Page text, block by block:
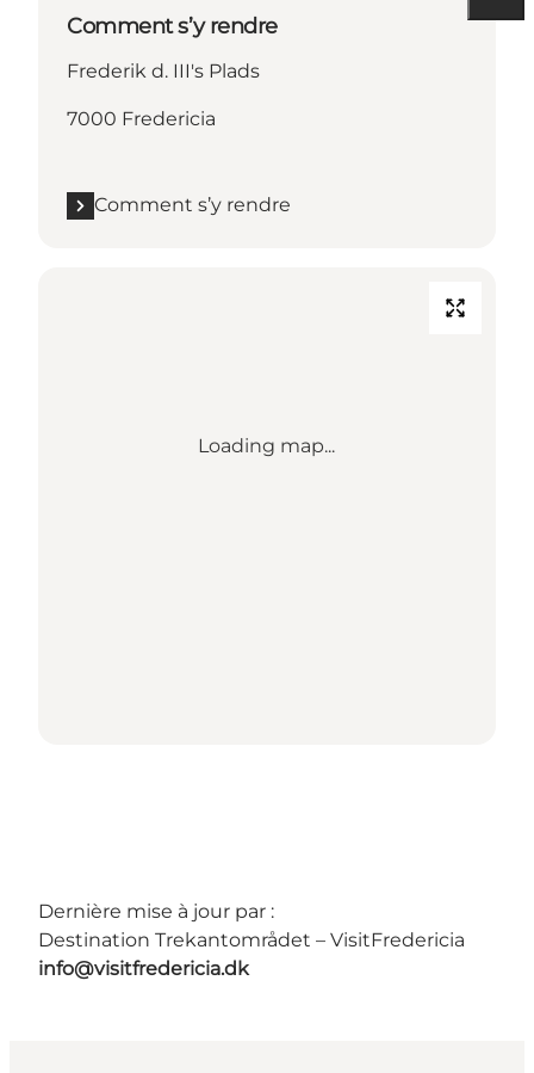
Comment s’y rendre
Frederik d. III's Plads
7000 Fredericia
Comment s’y rendre
Loading map...
Dernière mise à jour par :
Destination Trekantområdet – VisitFredericia
info@visitfredericia.dk